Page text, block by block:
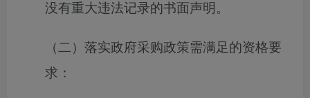
没有重大违法记录的书面声明。
（二）落实政府采购政策需满足的资格要
求：